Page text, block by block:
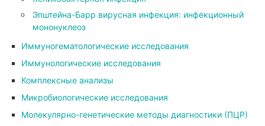
Эпштейна-Барр вирусная инфекция: инфекционный
мононуклеоз
Иммуногематологические исследования
Иммунологические исследования
Комплексные анализы
Микробиологические исследования
Молекулярно-генетические методы диагностики (ПЦР)